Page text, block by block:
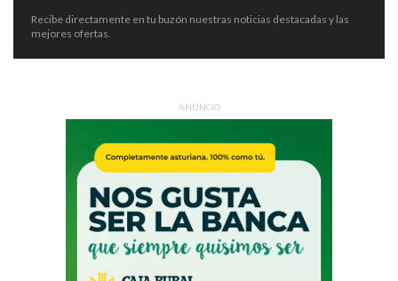
Recibe directamente en tu buzón nuestras noticias destacadas y las
mejores ofertas.
ANUNCIO